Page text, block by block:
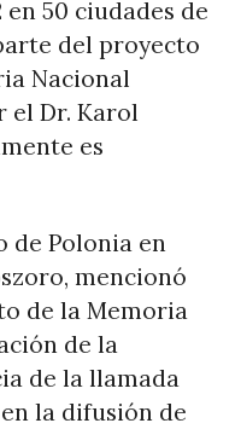
50 ciudades de
del proyecto
Nacional
el Dr. Karol
es
de Polonia en
mencionó
de la Memoria
de la
de la llamada
la difusión de